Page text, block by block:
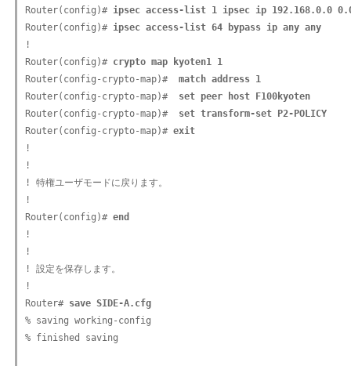
Router(config)# ipsec access-list 1 ipsec ip 192.168.0.0
Router(config)# ipsec access-list 64 bypass ip any any
!
Router(config)# crypto map kyoten1 1
Router(config-crypto-map)#
match address 1
Router(config-crypto-map)#
set peer host F100kyoten
Router(config-crypto-map)#
set transform-set P2-POLICY
Router(config-crypto-map)# exit
!
!
! 特権ユーザモードに戻ります。
!
Router(config)# end
!
!
! 設定を保存します。
!
Router# save SIDE-A.cfg
% saving working-config
% finished saving